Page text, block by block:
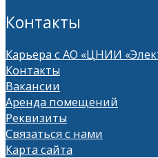
Контакты
Карьера с АО «ЦНИИ
Контакты
Вакансии
Аренда помещений
Реквизиты
Связаться с нами
Карта сайта